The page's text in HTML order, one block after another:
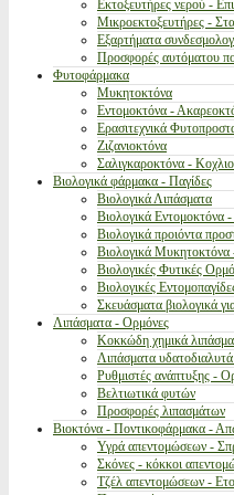
Εκτοξευτήρες νερού -
Μικροεκτοξευτήρες -
Εξαρτήματα
Προσφορές αυτόματου
Φυτοφάρμακα
Μυκητοκτόνα
Εντομοκτόνα -
Ερασιτεχνικά
Ζιζανιοκτόνα
Σαλιγκαροκτόνα -
Βιολογικά φάρμακα - Παγίδες
Βιολογικά Λιπάσματα
Βιολογικά Εντομοκτόνα
Βιολογικά προιόντα
Βιολογικά Μυκητοκτόνα
Βιολογικές Φυτικές
Βιολογικές
Σκευάσματα βιολογικά
Λιπάσματα - Ορμόνες
Κοκκώδη χημικά
Λιπάσματα
Ρυθμιστές ανάπτυξης -
Βελτιωτικά φυτών
Προσφορές λιπασμάτων
Βιοκτόνα - Ποντικοφάρμακα -
Υγρά απεντομώσεων -
Σκόνες - κόκκοι
Τζέλ απεντομώσεων -